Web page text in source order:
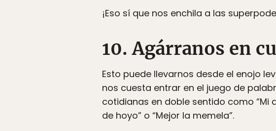
¡Eso sí que nos enchila a las
10. Agárranos en
Esto puede llevarnos desde el enojo
nos cuesta entrar en el juego de
cotidianas en doble sentido como “Mi
de hoyo” o “Mejor la memela”.